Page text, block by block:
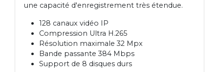
une capacité d'enregistrement très étendue.
128 canaux vidéo IP
Compression Ultra H.265
Résolution maximale 32 Mpx
Bande passante 384 Mbps
Support de 8 disques durs